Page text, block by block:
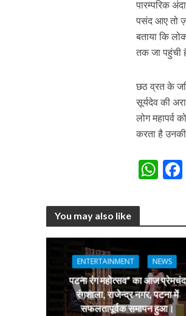
पारम्परिक
पसंद आए तो
बताया कि
तक जा पहुंची
छठ व्रत के
सूर्यदेव की
लोग महापर्व
करता है उनकी
W
s
p
p
You may also like
ENTERTAINMENT NEWS
पटना रंग महोत्सव” का आज प्रेमचंद
रंगशाला, राजेन्द्र नगर, पटना में
सफलतापूर्वक समापन हुआ।